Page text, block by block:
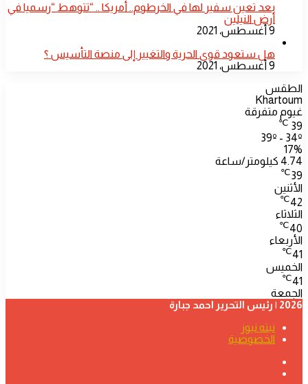
بعد تعين سفير لها في الخرطوم.. أمريكا .. “تتوهط “رسميا في
أرض النيلين
9 أغسطس، 2021
هل ستعود قوى الحرية والتغيير إلى منصة التأسيس ؟
9 أغسطس، 2021
الطقس
Khartoum
غيوم متفرقة
39
℃
39º - 34º
17%
4.74 كيلومتر/ساعة
39
℃
الأثنين
42
℃
الثلاثاء
40
℃
الأربعاء
41
℃
الخميس
41
℃
الجمعة
2026 | رئيس التحرير احمد جبارة
نبته نيوز
الخصوصية